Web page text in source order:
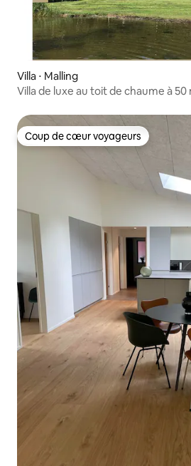
Villa ⋅ Malling
Villa de luxe au toit de chaume à
Coup de cœur voyageurs
Coup de cœur voyageurs